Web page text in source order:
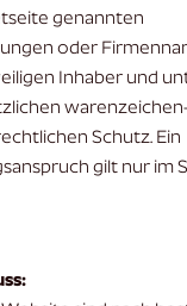
genannten
oder
Inhaber und
Schutz. Ein
gilt nur im